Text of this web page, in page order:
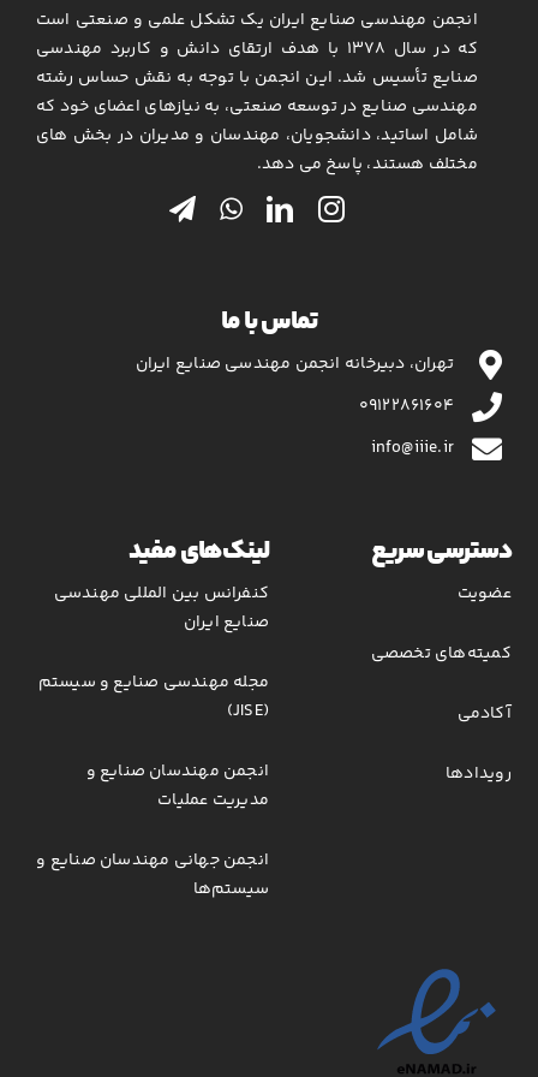
تماس با ما
انجمن مهندسی صنایع ایران یک تشکل علمی و صنعتی است
که در سال ۱۳۷۸ با هدف ارتقای دانش و کاربرد مهندسی
صنایع تأسیس شد. این انجمن با توجه به نقش حساس رشته
مهندسی صنایع در توسعه صنعتی، به نیازهای اعضای خود که
شامل اساتید، دانشجویان، مهندسان و مدیران در بخش های
مختلف هستند، پاسخ می دهد.
تماس با ما
تهران، دبیرخانه انجمن مهندسی صنایع ایران
۰۹۱۲۲۸۶۱۶۰۴
info@iiie.ir
دسترسی سریع
عضویت
کمیته‌های تخصصی
آکادمی
رویدادها
لینک‌های مفید
کنفرانس بین المللی مهندسی
صنایع ایران
مجله مهندسی صنایع و سیستم
(JISE)
انجمن مهندسان صنایع و
مدیریت عملیات
انجمن جهانی مهندسان صنایع و
سیستم‌ها